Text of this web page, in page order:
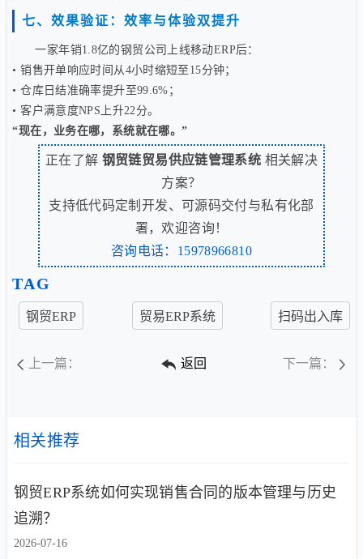
七、效果验证：效率与体验双提升
一家年销1.8亿的钢贸公司上线移动ERP后：
• 销售开单响应时间从4小时缩短至15分钟；
• 仓库日结准确率提升至99.6%；
• 客户满意度NPS上升22分。
“现在，业务在哪，系统就在哪。”
正在了解 钢贸链贸易供应链管理系统 相关解决
方案？
支持低代码定制开发、可源码交付与私有化部
署，欢迎咨询！
咨询电话：15978966810
TAG
钢贸ERP 贸易ERP系统 扫码出入库
上一篇： 返回 下一篇：
相关推荐
钢贸ERP系统如何实现销售合同的版本管理与历史
追溯？
2026-07-16